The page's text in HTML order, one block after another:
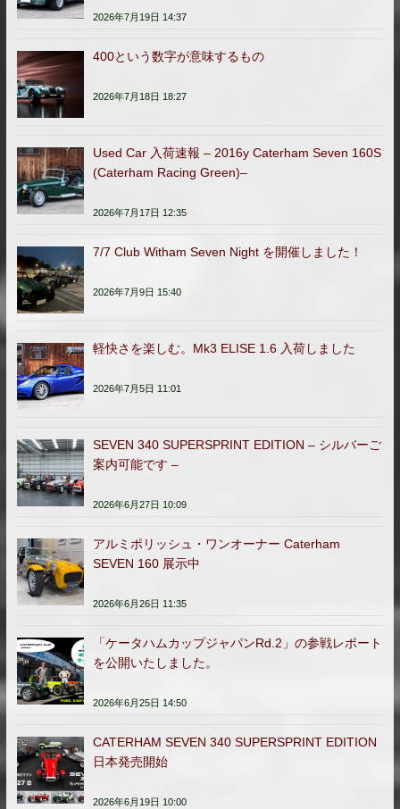
2026年7月19日 14:37
400という数字が意味するもの
2026年7月18日 18:27
Used Car 入荷速報 – 2016y Caterham Seven 160S
(Caterham Racing Green)–
2026年7月17日 12:35
7/7 Club Witham Seven Night を開催しました！
2026年7月9日 15:40
軽快さを楽しむ。Mk3 ELISE 1.6 入荷しました
2026年7月5日 11:01
SEVEN 340 SUPERSPRINT EDITION – シルバーご
案内可能です –
2026年6月27日 10:09
アルミポリッシュ・ワンオーナー Caterham
SEVEN 160 展示中
2026年6月26日 11:35
「ケータハムカップジャパンRd.2」の参戦レポート
を公開いたしました。
2026年6月25日 14:50
CATERHAM SEVEN 340 SUPERSPRINT EDITION
日本発売開始
2026年6月19日 10:00